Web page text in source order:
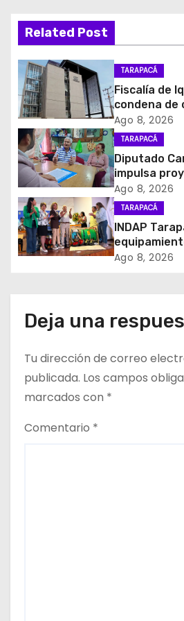
g
a
c
i
ó
n
d
e
e
t
a
d
a
Related Post
TARAPACÁ
Fiscalía de
condena
en violento
comerciante
Ago 8, 2026
TARAPACÁ
Diputado
impulsa
homenajear
mundial Raúl
Ago 8, 2026
TARAPACÁ
INDAP
para
Ago 8, 2026
Deja una
Tu dirección de correo
publicada. Los campos
marcados con *
Comentario *